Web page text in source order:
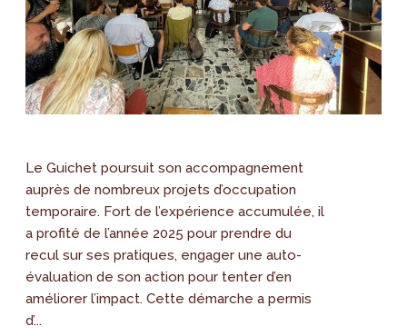
Le Guichet poursuit son accompagnement
auprès de nombreux projets d’occupation
temporaire. Fort de l’expérience accumulée, il
a profité de l’année 2025 pour prendre du
recul sur ses pratiques, engager une auto-
évaluation de son action pour tenter d’en
améliorer l’impact. Cette démarche a permis
d’...